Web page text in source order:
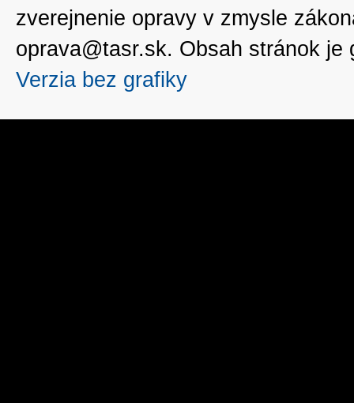
zverejnenie opravy v zmysle
oprava@tasr.sk. Obsah stránok
Verzia bez grafiky